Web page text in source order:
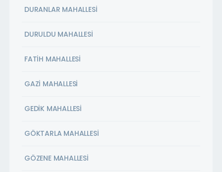
DURANLAR MAHALLESİ
DURULDU MAHALLESİ
FATİH MAHALLESİ
GAZİ MAHALLESİ
GEDİK MAHALLESİ
GÖKTARLA MAHALLESİ
GÖZENE MAHALLESİ